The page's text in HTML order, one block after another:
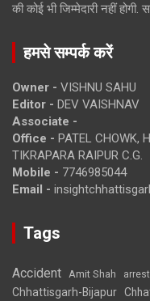
की कोई भी जिम्मेदारी नहीं होगी.
हमसे सम्पर्क करें
Owner - VISHNU SAHU
Editor - DEV VAISHNAV
Associate -
Office - PATEL CHOWK,
TIKRAPARA RAIPUR C.G.
Mobile - 7746985044
Email -
Tags
Accident Amit Shah arrest
Chhattisgarh-Bijapur